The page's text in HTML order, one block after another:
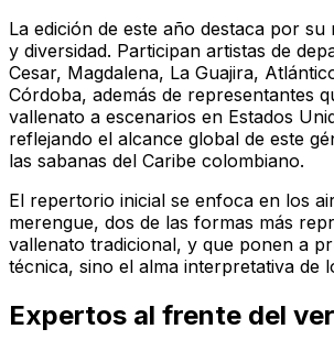
La edición de este año destaca por su
y diversidad. Participan artistas de
Cesar, Magdalena, La Guajira,
Córdoba, además de representantes
vallenato a escenarios en Estados
reflejando el alcance global de este
las sabanas del Caribe colombiano.
El repertorio inicial se enfoca en los
merengue, dos de las formas más
vallenato tradicional, y que ponen a
técnica, sino el alma interpretativa de
Expertos al frente del